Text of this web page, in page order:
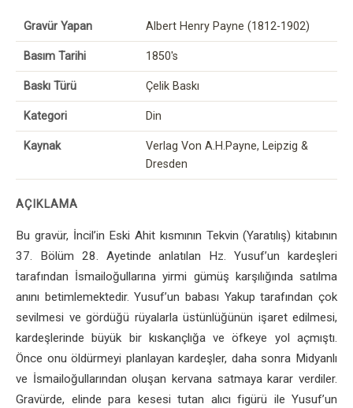
Gravür Yapan Albert Henry Payne (1812-1902)
Basım Tarihi 1850's
Baskı Türü Çelik Baskı
Kategori Din
Kaynak
Verlag Von A.H.Payne, Leipzig &
Dresden
AÇIKLAMA
Bu gravür, İncil’in Eski Ahit kısmının Tekvin (Yaratılış) kitabının
37. Bölüm 28. Ayetinde anlatılan Hz. Yusuf’un kardeşleri
tarafından İsmailoğullarına yirmi gümüş karşılığında satılma
anını betimlemektedir. Yusuf’un babası Yakup tarafından çok
sevilmesi ve gördüğü rüyalarla üstünlüğünün işaret edilmesi,
kardeşlerinde büyük bir kıskançlığa ve öfkeye yol açmıştı.
Önce onu öldürmeyi planlayan kardeşler, daha sonra Midyanlı
ve İsmailoğullarından oluşan kervana satmaya karar verdiler.
Gravürde, elinde para kesesi tutan alıcı figürü ile Yusuf’un